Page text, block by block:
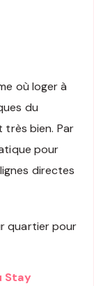
où loger à
du
très bien. Par
pour
directes
quartier pour
Stay